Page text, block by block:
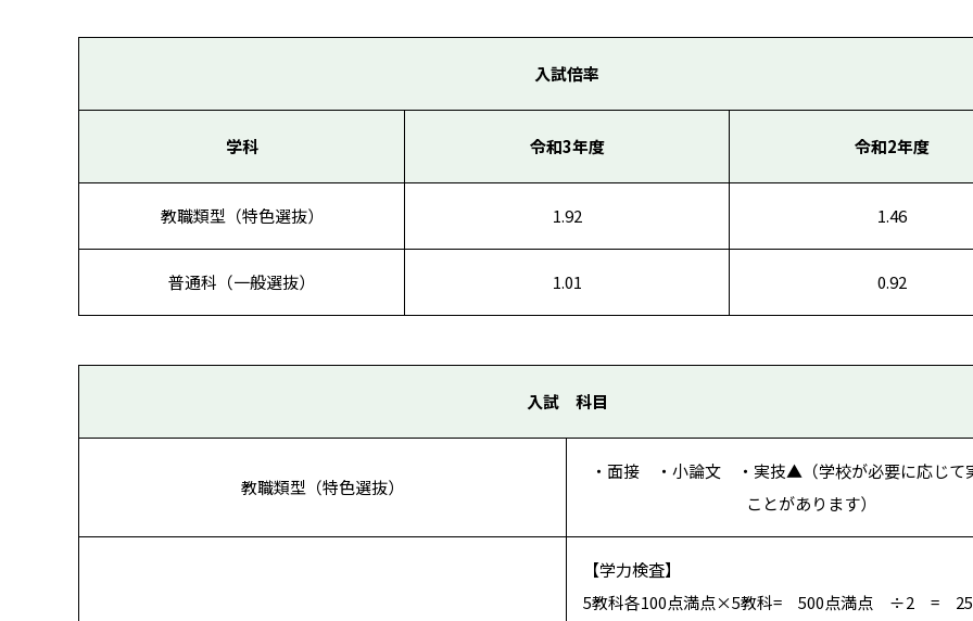
入試倍率
学科 令和3年度 令和2年度
教職類型（特色選抜） 1.92 1.46
普通科（一般選抜） 1.01 0.92
入試 科目
教職類型（特色選抜）
・面接 ・小論文 ・実技▲（学校が必要に応じて
ことがあります）
【学力検査】
5教科各100点満点×5教科= 500点満点 ÷2 =